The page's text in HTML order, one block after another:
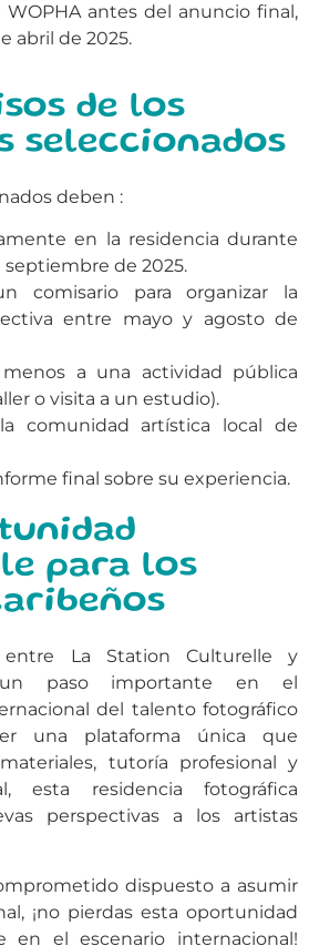
antes del anuncio final,
abril de 2025.
de los
seleccionados
deben :
en la residencia durante
de 2025.
comisario para organizar la
entre mayo y agosto de
a una actividad pública
o visita a un estudio).
comunidad artística local de
final sobre su experiencia.
para los
entre La Station Culturelle y
un paso importante en el
del talento fotográfico
una plataforma única que
tutoría profesional y
esta residencia fotográfica
perspectivas a los artistas
dispuesto a asumir
¡no pierdas esta oportunidad
el escenario internacional!